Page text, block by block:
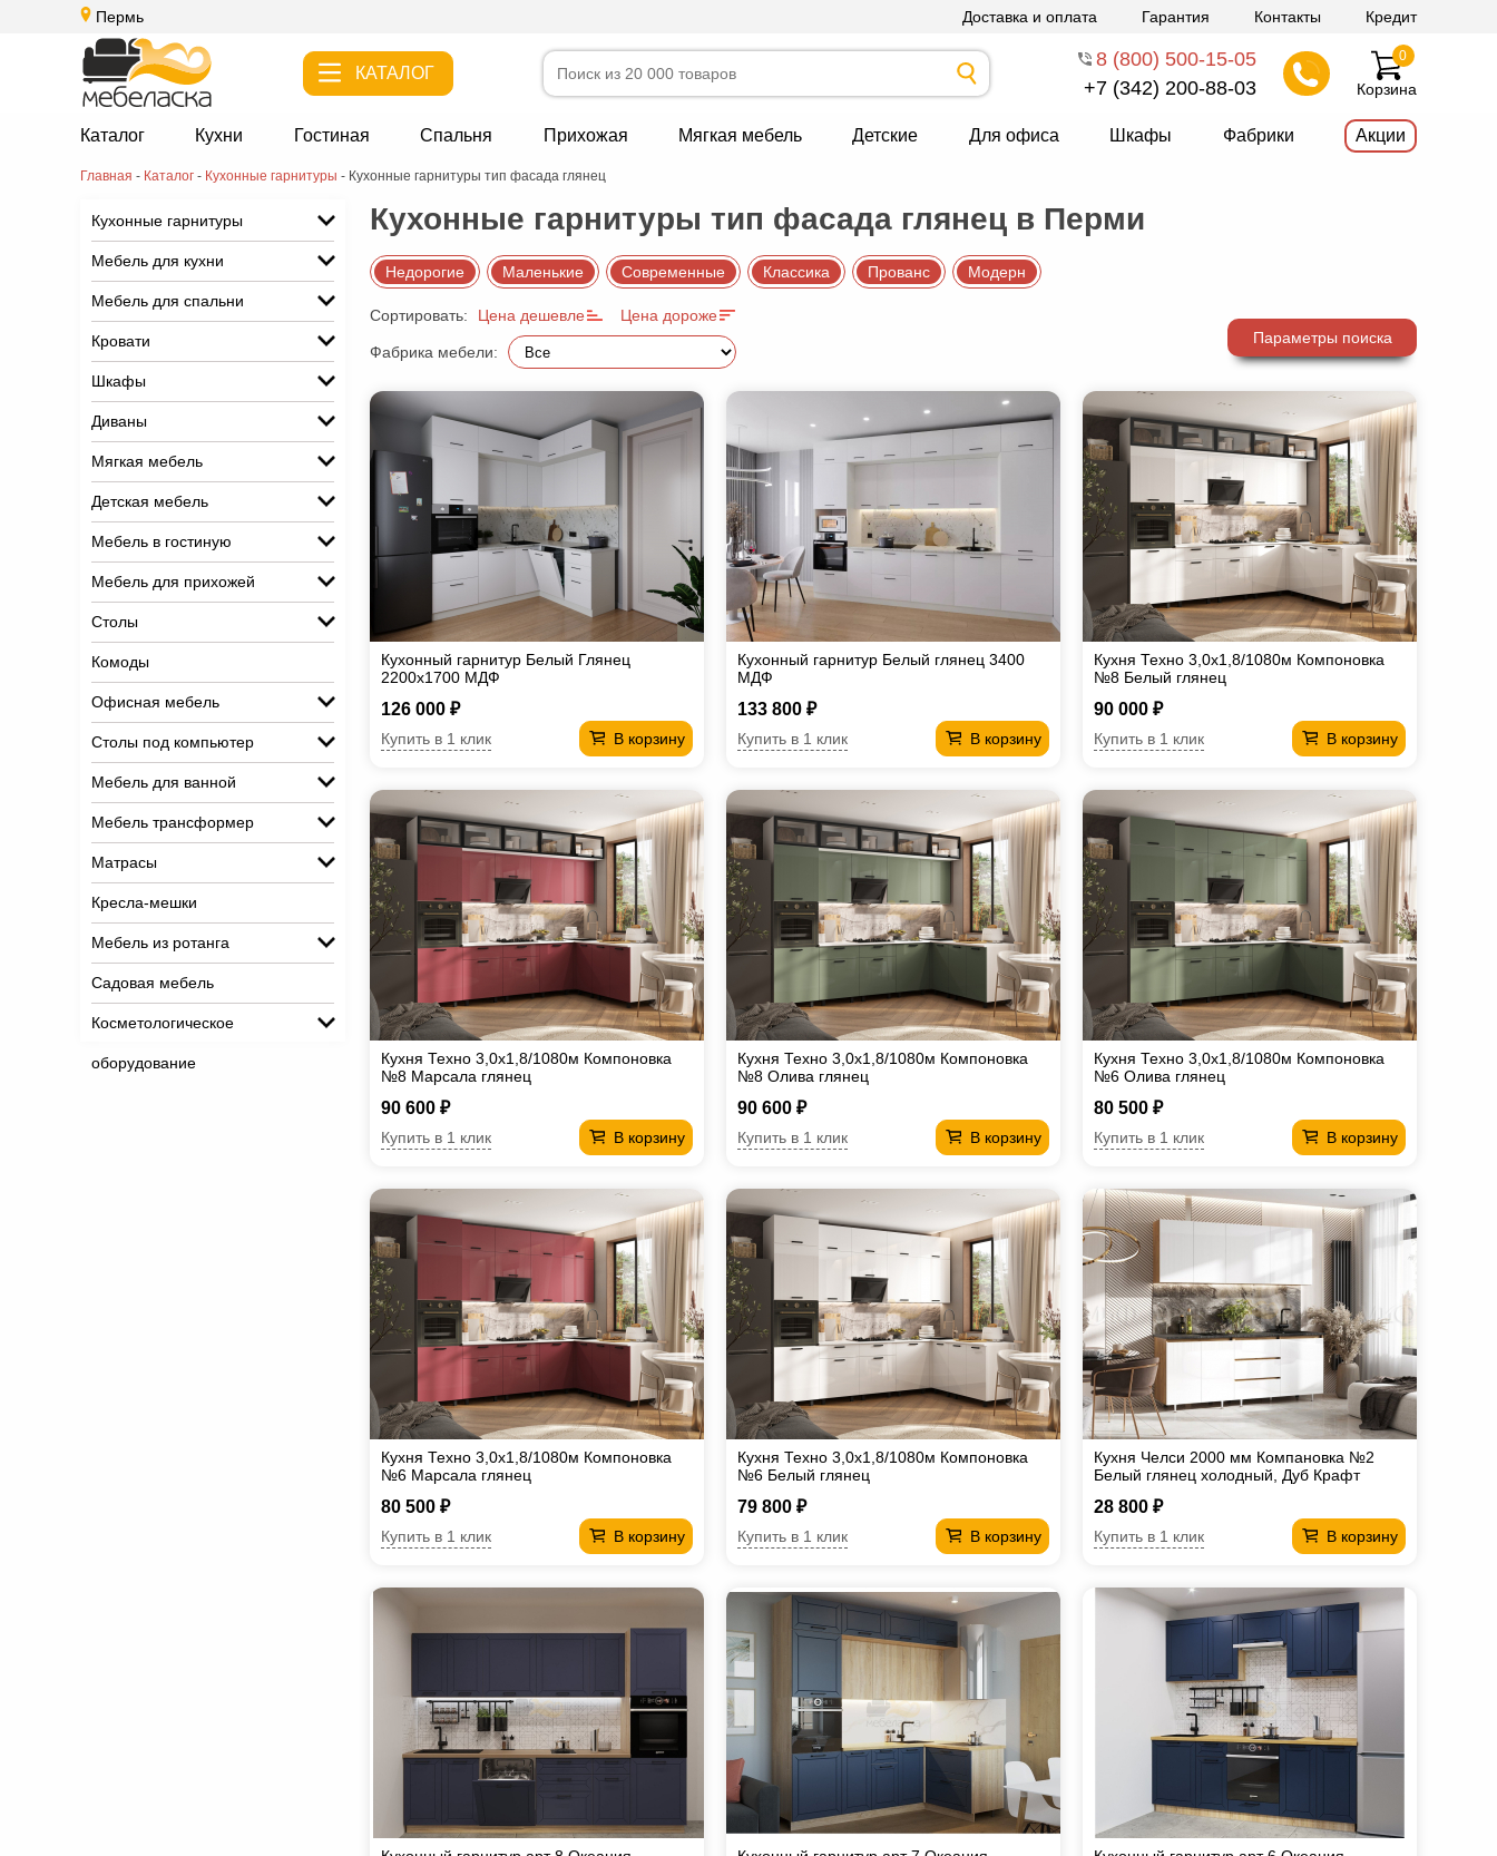
Пермь Доставка и оплата Гарантия Контакты Кредит
КАТАЛОГ
8 (800) 500-15-05
+7 (342) 200-88-03
Корзина
0
Каталог Кухни Гостиная Спальня Прихожая Мягкая мебель Детские Для офиса Шкафы Фабрики Акции
Главная - Каталог - Кухонные гарнитуры - Кухонные гарнитуры тип фасада глянец
Кухонные гарнитуры
Мебель для кухни
Мебель для спальни
Кровати
Шкафы
Диваны
Мягкая мебель
Детская мебель
Мебель в гостиную
Мебель для прихожей
Столы
Комоды
Офисная мебель
Столы под компьютер
Мебель для ванной
Мебель трансформер
Матрасы
Кресла-мешки
Мебель из ротанга
Садовая мебель
Косметологическое
оборудование
Кухонные гарнитуры тип фасада глянец в Перми
Недорогие Маленькие Современные Классика Прованс Модерн
Сортировать: Цена дешевле Цена дороже
Фабрика мебели:
Параметры поиска
Кухонный гарнитур Белый Глянец
2200х1700 МДФ
126 000 ₽
В корзину
Купить в 1 клик
Кухонный гарнитур Белый глянец 3400
МДФ
133 800 ₽
В корзину
Купить в 1 клик
Кухня Техно 3,0х1,8/1080м Компоновка
№8 Белый глянец
90 000 ₽
В корзину
Купить в 1 клик
Кухня Техно 3,0х1,8/1080м Компоновка
№8 Марсала глянец
90 600 ₽
В корзину
Купить в 1 клик
Кухня Техно 3,0х1,8/1080м Компоновка
№8 Олива глянец
90 600 ₽
В корзину
Купить в 1 клик
Кухня Техно 3,0х1,8/1080м Компоновка
№6 Олива глянец
80 500 ₽
В корзину
Купить в 1 клик
Кухня Техно 3,0х1,8/1080м Компоновка
№6 Марсала глянец
80 500 ₽
В корзину
Купить в 1 клик
Кухня Техно 3,0х1,8/1080м Компоновка
№6 Белый глянец
79 800 ₽
В корзину
Купить в 1 клик
Кухня Челси 2000 мм Компановка №2
Белый глянец холодный, Дуб Крафт
28 800 ₽
В корзину
Купить в 1 клик